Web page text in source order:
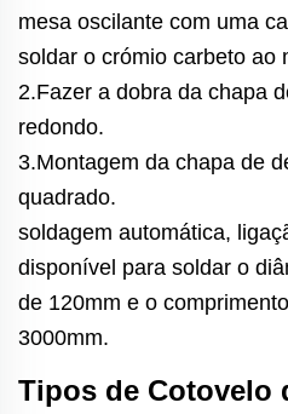
mesa oscilante com uma
soldar o crómio carbeto ao
2.Fazer a dobra da chapa
redondo.
3.Montagem da chapa de
quadrado.
soldagem automática,
disponível para soldar o
de 120mm e o
3000mm.
Tipos de Cotovelo